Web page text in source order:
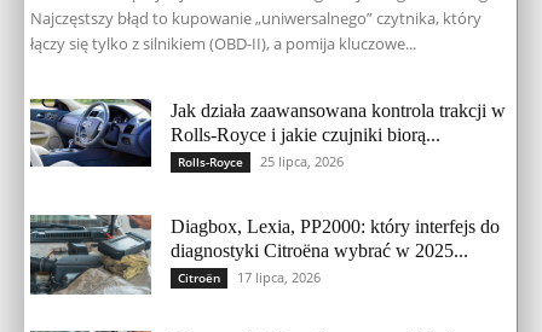
Najczęstszy błąd to kupowanie „uniwersalnego” czytnika, który
łączy się tylko z silnikiem (OBD-II), a pomija kluczowe...
Jak działa zaawansowana kontrola trakcji w
Rolls-Royce i jakie czujniki biorą...
Rolls-Royce 25 lipca, 2026
Diagbox, Lexia, PP2000: który interfejs do
diagnostyki Citroëna wybrać w 2025...
Citroën 17 lipca, 2026